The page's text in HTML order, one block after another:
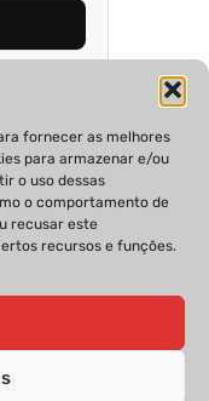
fornecer as melhores
para armazenar e/ou
o uso dessas
o comportamento de
recusar este
recursos e funções.
EDITORIAL